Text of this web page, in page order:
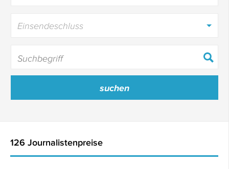
Einsendeschluss
126 Journalistenpreise